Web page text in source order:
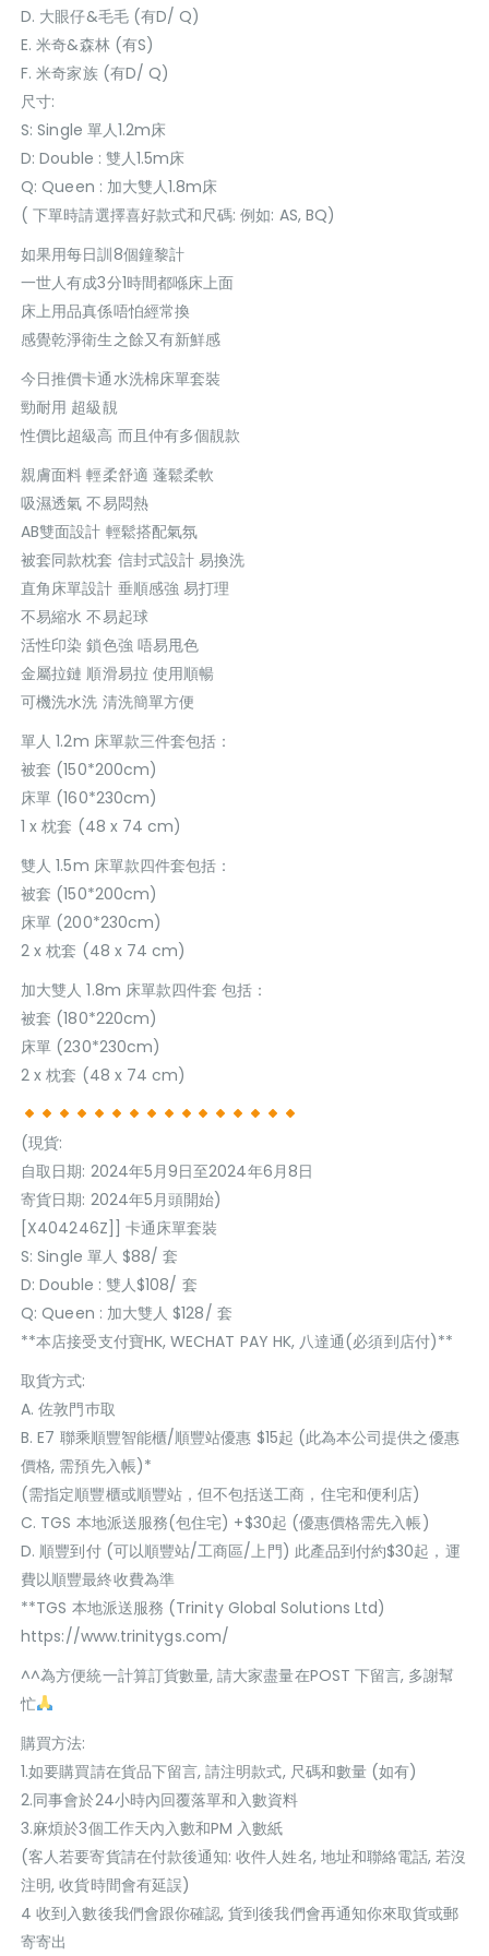
D. 大眼仔&毛毛 (有D/ Q)
E. 米奇&森林 (有S)
F. 米奇家族 (有D/ Q)
尺寸:
S: Single 單人1.2m床
D: Double : 雙人1.5m床
Q: Queen : 加大雙人1.8m床
( 下單時請選擇喜好款式和尺碼: 例如: AS, BQ)
如果用每日訓8個鐘黎計
一世人有成3分1時間都喺床上面
床上用品真係唔怕經常換
感覺乾淨衛生之餘又有新鮮感
今日推價卡通水洗棉床單套裝
勁耐用 超級靚
性價比超級高 而且仲有多個靚款
親膚面料 輕柔舒適 蓬鬆柔軟
吸濕透氣 不易悶熱
AB雙面設計 輕鬆搭配氣氛
被套同款枕套 信封式設計 易換洗
直角床單設計 垂順感強 易打理
不易縮水 不易起球
活性印染 鎖色強 唔易甩色
金屬拉鏈 順滑易拉 使用順暢
可機洗水洗 清洗簡單方便
單人 1.2m 床單款三件套包括：
被套 (150*200cm)
床單 (160*230cm)
1 x 枕套 (48 x 74 cm)
雙人 1.5m 床單款四件套包括：
被套 (150*200cm)
床單 (200*230cm)
2 x 枕套 (48 x 74 cm)
加大雙人 1.8m 床單款四件套 包括：
被套 (180*220cm)
床單 (230*230cm)
2 x 枕套 (48 x 74 cm)
(現貨:
自取日期: 2024年5月9日至2024年6月8日
寄貨日期: 2024年5月頭開始)
[X404246Z]] 卡通床單套裝
S: Single 單人 $88/ 套
D: Double : 雙人$108/ 套
Q: Queen : 加大雙人 $128/ 套
**本店接受支付寶HK, WECHAT PAY HK, 八達通(必須到店付)**
取貨方式:
A. 佐敦門巿取
B. E7 聯乘順豐智能櫃/順豐站優惠 $15起 (此為本公司提供之優惠
價格, 需預先入帳)*
(需指定順豐櫃或順豐站，但不包括送工商，住宅和便利店)
C. TGS 本地派送服務(包住宅) +$30起 (優惠價格需先入帳)
D. 順豐到付 (可以順豐站/工商區/上門) 此產品到付約$30起，運
費以順豐最終收費為準
**TGS 本地派送服務 (Trinity Global Solutions Ltd)
https://www.trinitygs.com/
^^為方便統一計算訂貨數量, 請大家盡量在POST 下留言, 多謝幫
忙
購買方法:
1.如要購買請在貨品下留言, 請注明款式, 尺碼和數量 (如有)
2.同事會於24小時內回覆落單和入數資料
3.麻煩於3個工作天內入數和PM 入數紙
(客人若要寄貨請在付款後通知: 收件人姓名, 地址和聯絡電話, 若沒
注明, 收貨時間會有延誤)
4 收到入數後我們會跟你確認, 貨到後我們會再通知你來取貨或郵
寄寄出